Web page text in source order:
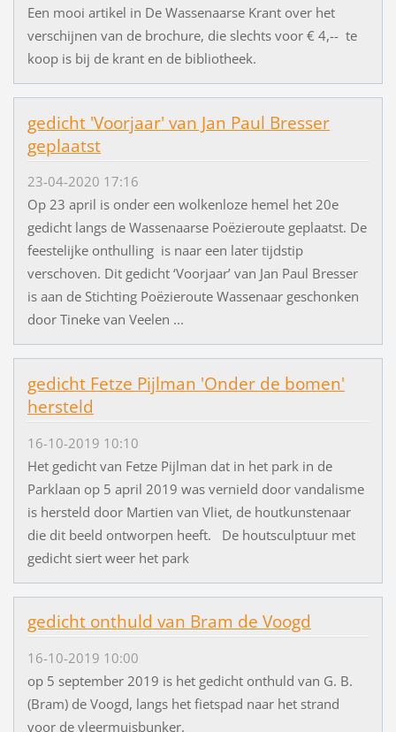
Een mooi artikel in De Wassenaarse Krant over het
verschijnen van de brochure, die slechts voor € 4,-- te
koop is bij de krant en de bibliotheek.
gedicht 'Voorjaar' van Jan Paul Bresser
geplaatst
23-04-2020 17:16
Op 23 april is onder een wolkenloze hemel het 20e
gedicht langs de Wassenaarse Poëzieroute geplaatst. De
feestelijke onthulling is naar een later tijdstip
verschoven. Dit gedicht ‘Voorjaar’ van Jan Paul Bresser
is aan de Stichting Poëzieroute Wassenaar geschonken
door Tineke van Veelen ...
gedicht Fetze Pijlman 'Onder de bomen'
hersteld
16-10-2019 10:10
Het gedicht van Fetze Pijlman dat in het park in de
Parklaan op 5 april 2019 was vernield door vandalisme
is hersteld door Martien van Vliet, de houtkunstenaar
die dit beeld ontworpen heeft. De houtsculptuur met
gedicht siert weer het park
gedicht onthuld van Bram de Voogd
16-10-2019 10:00
op 5 september 2019 is het gedicht onthuld van G. B.
(Bram) de Voogd, langs het fietspad naar het strand
voor de vleermuisbunker.